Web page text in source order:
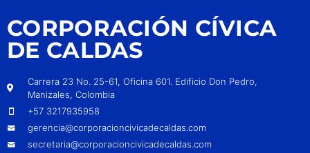
CORPORACIÓN CÍVICA
DE CALDAS
Carrera 23 No. 25-61, Oficina 601. Edificio Don Pedro,
Manizales, Colombia
+57 3217935958
gerencia@corporacioncivicadecaldas.com
secretaria@corporacioncivicadecaldas.com